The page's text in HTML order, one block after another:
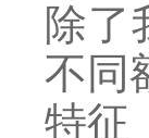
除了
不同
特征